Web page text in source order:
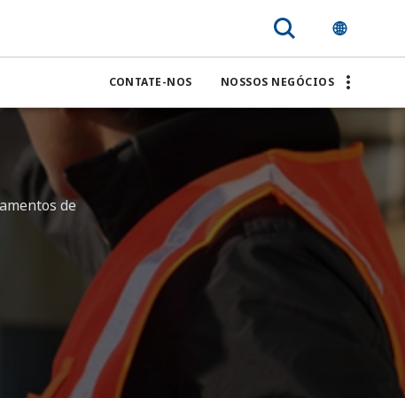
CONTATE-NOS NOSSOS NEGÓCIOS
de